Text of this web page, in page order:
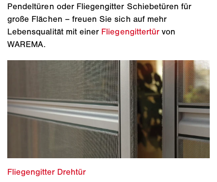
Pendeltüren oder Fliegengitter Schiebetüren für
große Flächen – freuen Sie sich auf mehr
Lebensqualität mit einer Fliegengittertür von
WAREMA.